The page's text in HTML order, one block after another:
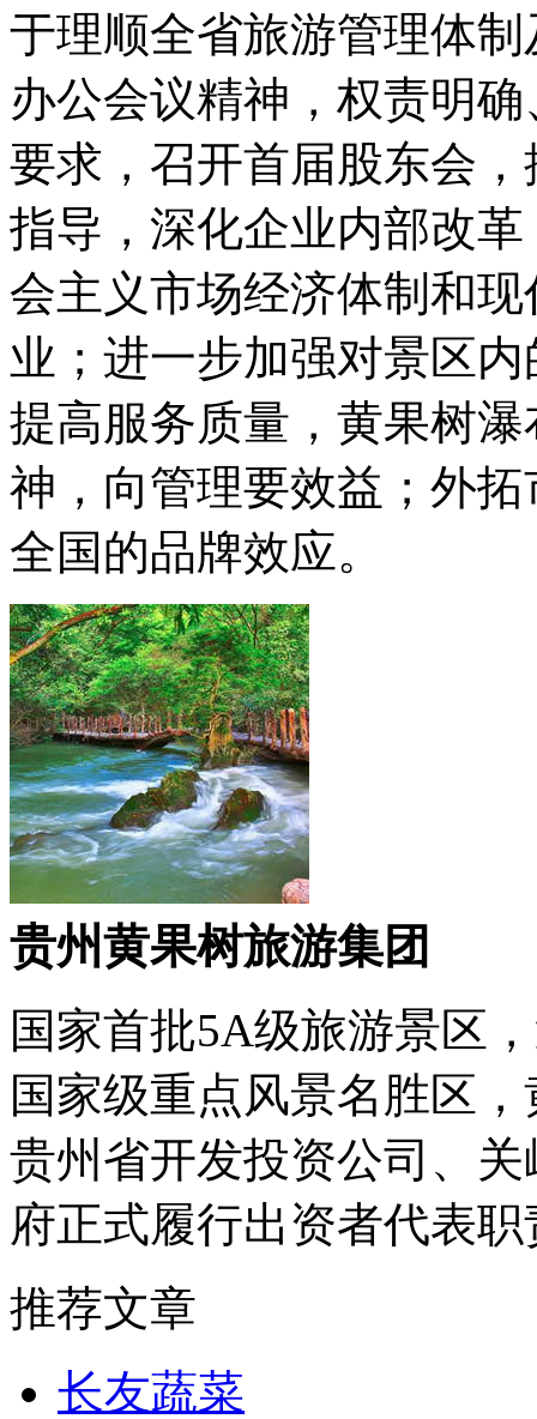
于理顺全省旅游管理体
办公会议精神，权责明
要求，召开首届股东会
指导，深化企业内部改
会主义市场经济体制和
业；进一步加强对景区
提高服务质量，黄果树
神，向管理要效益；外
全国的品牌效应。
贵州黄果树旅游集团
国家首批5A级旅游景区
国家级重点风景名胜区
贵州省开发投资公司、
府正式履行出资者代表职
推荐文章
长友蔬菜